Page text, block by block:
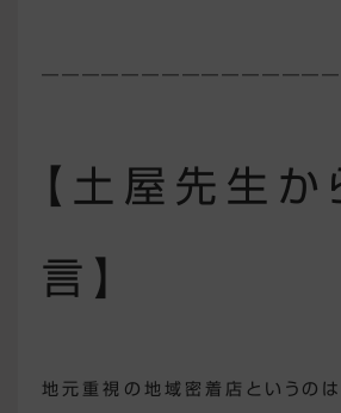
【土屋先生か
言】
地元重視の地域密着店というのは